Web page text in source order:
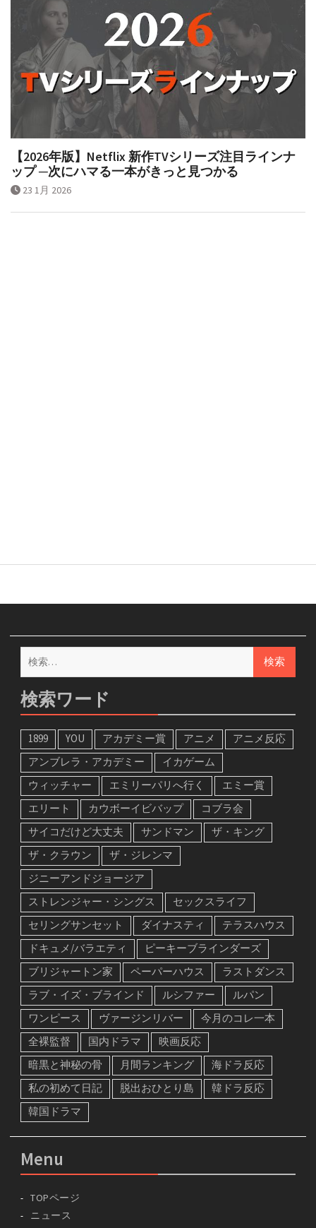
【2026年版】Netflix 新作TVシリーズ注目ラインナ
ップ ─次にハマる一本がきっと見つかる
23 1月 2026
検
索:
検索ワード
1899 YOU アカデミー賞 アニメ
アニメ反応
アンブレラ・アカデミー
イカゲーム
ウィッチャー
エミリーパリへ行く
エミー賞
エリート
カウボーイビバップ
コブラ会
サイコだけど大丈夫
サンドマン
ザ・キング
ザ・クラウン
ザ・ジレンマ
ジニーアンドジョージア
ストレンジャー・シングス
セックスライフ
セリングサンセット
ダイナスティ
テラスハウス
ドキュメ/バラエティ
ピーキーブラインダーズ
ブリジャートン家
ペーパーハウス
ラストダンス
ラブ・イズ・ブラインド
ルシファー
ルパン
ワンピース
ヴァージンリバー
今月のコレ一本
全裸監督
国内ドラマ
映画反応
暗黒と神秘の骨
月間ランキング
海ドラ反応
私の初めて日記
脱出おひとり島
韓ドラ反応
韓国ドラマ
Menu
TOPページ
ニュース